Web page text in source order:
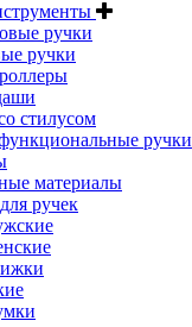
ручки
ручки
стилусом
ручки
материалы
ручек